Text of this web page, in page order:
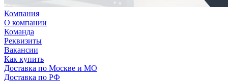
Компания
О компании
Команда
Реквизиты
Вакансии
Как купить
Доставка по Москве и МО
Доставка по РФ